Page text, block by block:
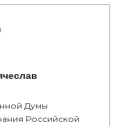
Думы
Российской